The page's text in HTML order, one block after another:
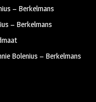
– Berkelmans
– Berkelmans
Bolenius – Berkelmans